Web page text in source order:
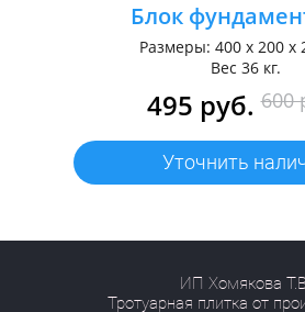
Блок
Размеры: 400 х 200 х
Вес 36 кг.
495 руб. 600
Уточнить
ИП Хомякова
Тротуарная плитка от